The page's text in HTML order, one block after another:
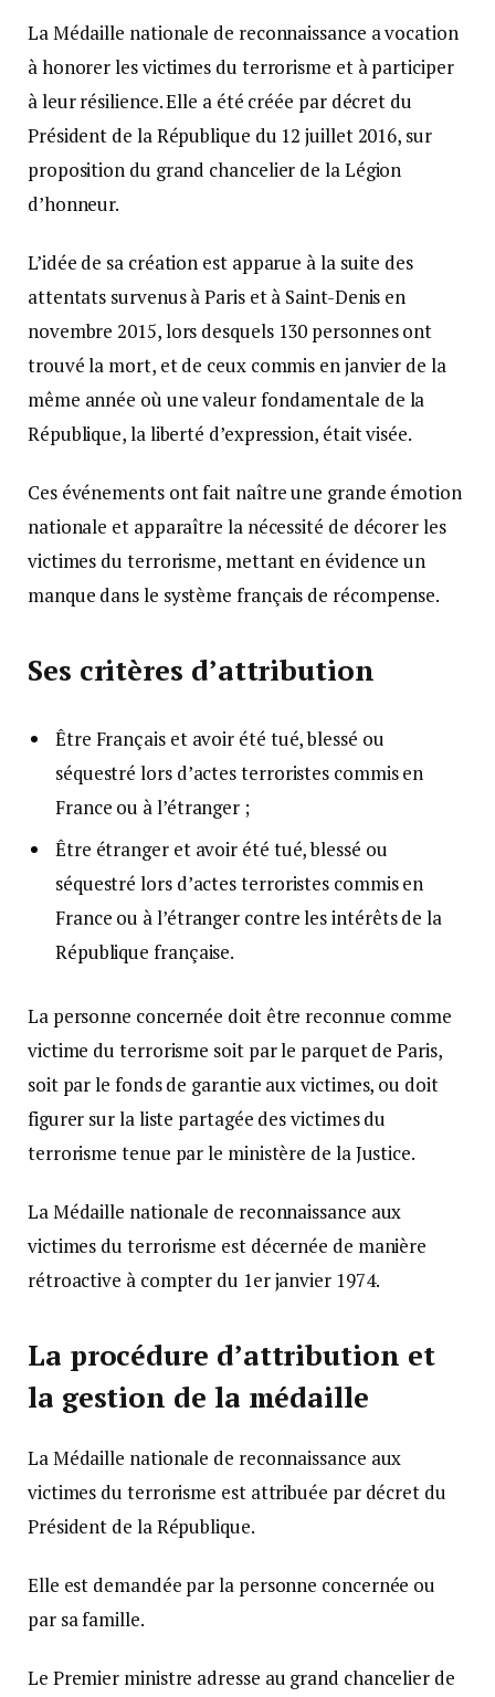
La Médaille nationale de reconnaissance a vocation
à honorer les victimes du terrorisme et à participer
à leur résilience. Elle a été créée par décret du
Président de la République du 12 juillet 2016, sur
proposition du grand chancelier de la Légion
d’honneur.
L’idée de sa création est apparue à la suite des
attentats survenus à Paris et à Saint-Denis en
novembre 2015, lors desquels 130 personnes ont
trouvé la mort, et de ceux commis en janvier de la
même année où une valeur fondamentale de la
République, la liberté d’expression, était visée.
Ces événements ont fait naître une grande émotion
nationale et apparaître la nécessité de décorer les
victimes du terrorisme, mettant en évidence un
manque dans le système français de récompense.
Ses critères d’attribution
Être Français et avoir été tué, blessé ou
séquestré lors d’actes terroristes commis en
France ou à l’étranger ;
Être étranger et avoir été tué, blessé ou
séquestré lors d’actes terroristes commis en
France ou à l’étranger contre les intérêts de la
République française.
La personne concernée doit être reconnue comme
victime du terrorisme soit par le parquet de Paris,
soit par le fonds de garantie aux victimes, ou doit
figurer sur la liste partagée des victimes du
terrorisme tenue par le ministère de la Justice.
La Médaille nationale de reconnaissance aux
victimes du terrorisme est décernée de manière
rétroactive à compter du 1er janvier 1974.
La procédure d’attribution et
la gestion de la médaille
La Médaille nationale de reconnaissance aux
victimes du terrorisme est attribuée par décret du
Président de la République.
Elle est demandée par la personne concernée ou
par sa famille.
Le Premier ministre adresse au grand chancelier de